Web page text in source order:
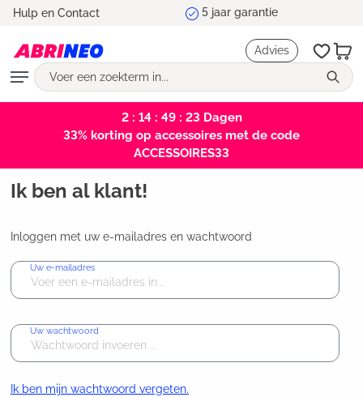
Hulp en Contact
Advies
2 : 14 : 49 : 23 Dagen
33% korting op accessoires met de code
ACCESSOIRES33
Ik ben al klant!
Inloggen met uw e-mailadres en wachtwoord
Uw e-mailadres
Uw wachtwoord
Ik ben mijn wachtwoord vergeten.